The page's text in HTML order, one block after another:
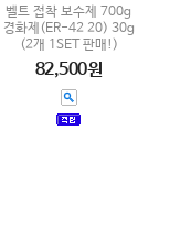
벨트 접착 보수제 700g
경화제(ER-42 20) 30g
(2개 1SET 판매!)
82,500원